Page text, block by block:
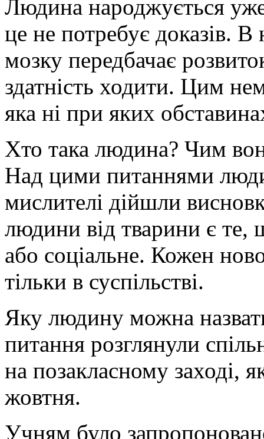
Людина народжується
це не потребує доказів.
мозку передбачає
здатність ходити. Цим
яка ні при яких
Хто така людина? Чим
Над цими питаннями
мислителі дійшли
людини від тварини є те,
або соціальне. Кожен
тільки в суспільстві.
Яку людину можна
питання розглянули
на позакласному заході,
жовтня.
Учням було